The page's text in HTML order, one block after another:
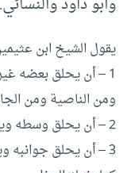
يقول الشيخ ابن
1 – أن يحلق بعضه
ومن الناصية ومن
2 – أن يحلق وسطه ويدع جانبيه.
3 – أن يحلق جوانبه ويدع وسطه، قال